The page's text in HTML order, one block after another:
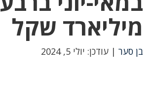
מיליארד שקל
בן סער | עודכן: יולי 5, 2024